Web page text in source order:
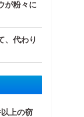
が粉々に
、代わり
以上の窃